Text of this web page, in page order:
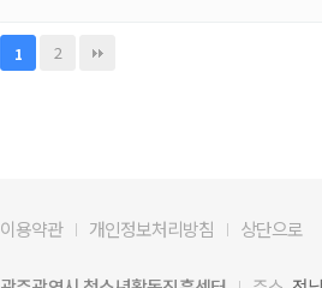
1 2
이용약관 개인정보처리방침 상단으로